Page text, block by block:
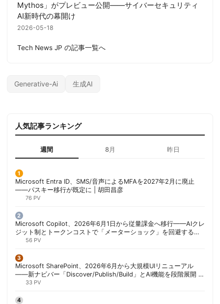
Mythos」がプレビュー公開——サイバーセキュリティ
AI新時代の幕開け
2026-05-18
Tech News JP の記事一覧へ
Generative-Ai 生成AI
人気記事ランキング
週間 8月 昨日
Microsoft Entra ID、SMS/音声によるMFAを2027年2月に廃止
——パスキー移行が既定に | 胡田昌彦
76 PV
Microsoft Copilot、2026年6月1日から従量課金へ移行——AIクレ
ジット制とトークンコストで「メーターショック」を回避する方
法 | 胡田昌彦
56 PV
Microsoft SharePoint、2026年6月から大規模UIリニューアル
——新ナビバー「Discover/Publish/Build」とAI機能を段階展開 |
胡田昌彦
33 PV